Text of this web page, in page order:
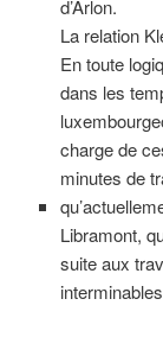
d’Arlon.
La relation
En toute
dans les
charge de
minutes de
Libramont,
suite aux